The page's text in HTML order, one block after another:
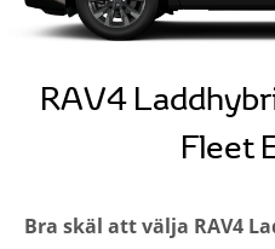
RAV4
Fleet
Bra skäl att välja RAV4